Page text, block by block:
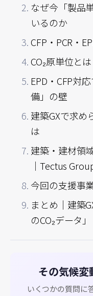
なぜ今「製品
いるのか
CFP・PCR・
CO₂原単位と
EPD・CFP対
備」の壁
建築GXで求め
は
建築・建材領
｜Tectus
今回の支援事
まとめ｜建築
のCO₂データ」
その気候変
いくつかの質問に